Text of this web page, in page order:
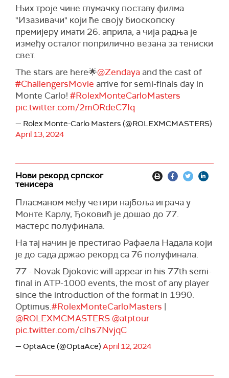
Њих троје чине глумачку поставу филма
"Изазивачи" који ће своју биоскопску
премијеру имати 26. априла, а чија радња је
између осталог поприлично везана за тениски
свет.
The stars are here🌟@Zendaya and the cast of
#ChallengersMovie arrive for semi-finals day in
Monte Carlo! #RolexMonteCarloMasters
pic.twitter.com/2mORdeC7Iq
— Rolex Monte-Carlo Masters (@ROLEXMCMASTERS)
April 13, 2024
Нови рекорд српског
тенисера
Пласманом међу четири најбоља играча у
Монте Карлу, Ђоковић је дошао до 77.
мастерс полуфинала.
На тај начин је престигао Рафаела Надала који
је до сада држао рекорд са 76 полуфинала.
77 - Novak Djokovic will appear in his 77th semi-
final in ATP-1000 events, the most of any player
since the introduction of the format in 1990.
Optimus.#RolexMonteCarloMasters |
@ROLEXMCMASTERS @atptour
pic.twitter.com/cIhs7NvjqC
— OptaAce (@OptaAce) April 12, 2024